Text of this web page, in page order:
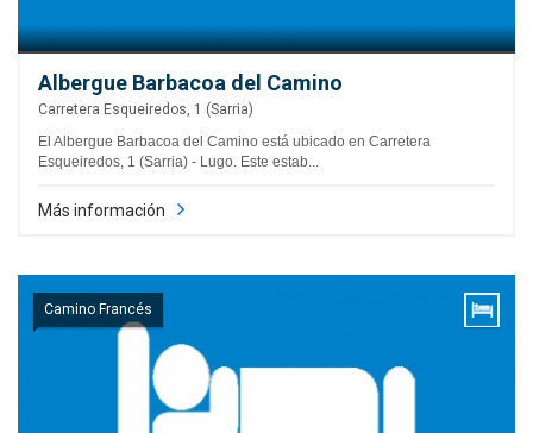
Albergue Barbacoa del Camino
Carretera Esqueiredos, 1 (Sarria)
El Albergue Barbacoa del Camino está ubicado en Carretera
Esqueiredos, 1 (Sarria) - Lugo. Este estab...
Más información
Camino Francés